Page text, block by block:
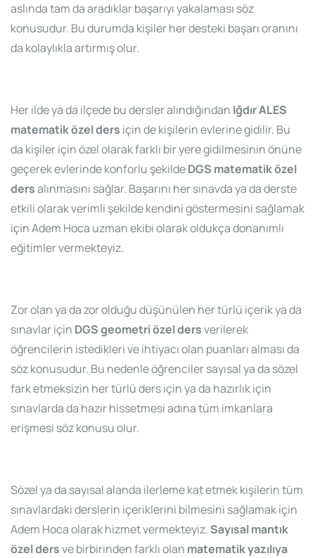
aslında tam da aradıklar başarıyı yakalaması söz
konusudur. Bu durumda kişiler her desteki başarı oranını
da kolaylıkla artırmış olur.
Her ilde ya da ilçede bu dersler alındığından Iğdır ALES
matematik özel ders için de kişilerin evlerine gidilir. Bu
da kişiler için özel olarak farklı bir yere gidilmesinin önüne
geçerek evlerinde konforlu şekildeDGS matematik özel
dersalınmasını sağlar. Başarını her sınavda ya da derste
etkili olarak verimli şekilde kendini göstermesini sağlamak
için Adem Hoca uzman ekibi olarak oldukça donanımlı
eğitimler vermekteyiz.
Zor olan ya da zor olduğu düşünülen her türlü içerik ya da
sınavlar için DGS geometri özel dersverilerek
öğrencilerin istedikleri ve ihtiyacı olan puanları alması da
söz konusudur. Bu nedenle öğrenciler sayısal ya da sözel
fark etmeksizin her türlü ders için ya da hazırlık için
sınavlarda da hazır hissetmesi adına tüm imkanlara
erişmesi söz konusu olur.
Sözel ya da sayısal alanda ilerleme kat etmek kişilerin tüm
sınavlardaki derslerin içeriklerini bilmesini sağlamak için
Adem Hoca olarak hizmet vermekteyiz. Sayısal mantık
özel dersve birbirinden farklı olan matematik yazılıya